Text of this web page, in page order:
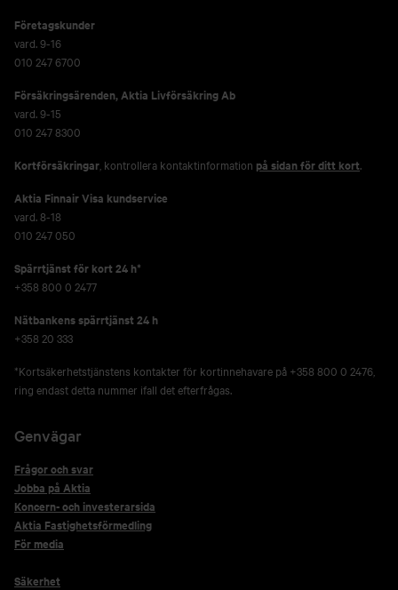
Företagskunder
vard. 9-16
010 247 6700
Försäkringsärenden,Aktia Livförsäkring Ab
vard. 9-15
010 247 8300
Kortförsäkringar , kontrollera kontaktinformation på sidan för ditt kort.
Aktia Finnair Visa kundservice
vard. 8-18
010 247 050
Spärrtjänst för kort 24 h*
+358 800 0 2477
Nätbankens spärrtjänst 24 h
+358 20 333
*Kortsäkerhetstjänstens kontakter för kortinnehavare på +358 800 0 2476,
ring endast detta nummer ifall det efterfrågas.
Genvägar
Frågor och svar
Jobba på Aktia
Koncern- och investerarsida
Aktia Fastighetsförmedling
För media
Säkerhet